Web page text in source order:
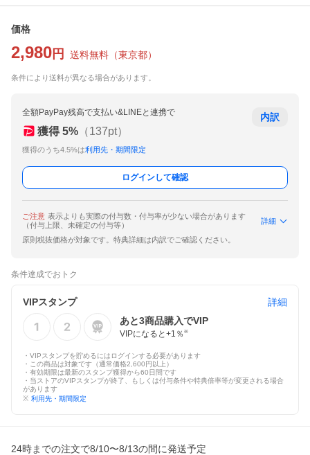
価格
2,980 円 送料無料 （東京都）
条件により送料が異なる場合があります。
全額PayPay残高で支払い&LINEと連携で
獲得 5% （137pt）
獲得のうち4.5%は利用先・期間限定
内訳
ログインして確認
ご注意 表示よりも実際の付与数・付与率が少ない場合があります
（付与上限、未確定の付与等）
詳細
原則税抜価格が対象です。特典詳細は内訳でご確認ください。
条件達成でおトク
VIPスタンプ
詳細
あと3商品購入でVIP
VIPになると+1 ％ ※
・VIPスタンプを貯めるにはログインする必要があります
・この商品は対象です（通常価格2,600円以上）
・有効期限は最新のスタンプ獲得から60日間です
・当ストアのVIPスタンプが終了、もしくは付与条件や特典倍率等が変更される場合
があります
※ 利用先・期間限定
24時までの注文で8/10〜8/13の間に発送予定